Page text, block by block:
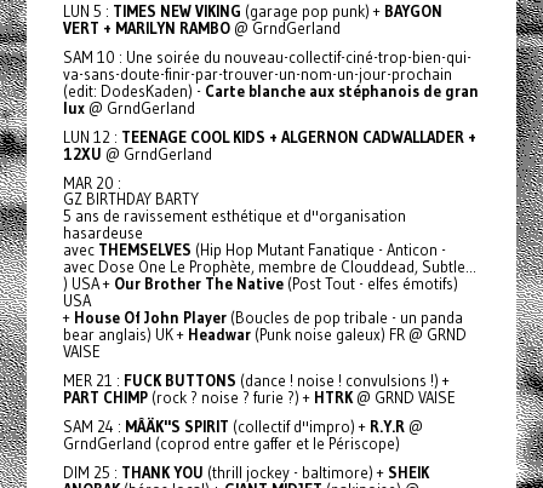
LUN 5 : TIMES NEW VIKING (garage pop punk) + BAYGON
VERT + MARILYN RAMBO@ GrndGerland
SAM 10 : Une soirée du nouveau-collectif-ciné-trop-bien-qui-
va-sans-doute-finir-par-trouver-un-nom-un-jour-prochain
(edit: DodesKaden) - Carte blanche aux stéphanois de gran
lux@ GrndGerland
LUN 12 : TEENAGE COOL KIDS + ALGERNON CADWALLADER +
12XU @ GrndGerland
MAR 20 :
GZ BIRTHDAY BARTY
5 ans de ravissement esthétique et d''organisation
hasardeuse
avec THEMSELVES (Hip Hop Mutant Fanatique - Anticon -
avec Dose One Le Prophète, membre de Clouddead, Subtle...
) USA + Our Brother The Native (Post Tout - elfes émotifs)
USA
+ House Of John Player(Boucles de pop tribale - un panda
bear anglais) UK +Headwar (Punk noise galeux) FR @ GRND
VAISE
MER 21 : FUCK BUTTONS (dance ! noise ! convulsions !) +
PART CHIMP (rock ? noise ? furie ?) + HTRK@ GRND VAISE
SAM 24 : MÂÄK''S SPIRIT (collectif d''impro) + R.Y.R @
GrndGerland (coprod entre gaffer et le Périscope)
DIM 25 : THANK YOU (thrill jockey - baltimore) + SHEIK